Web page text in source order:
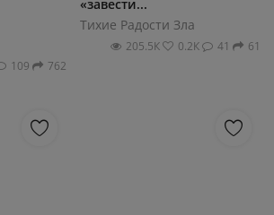
109 762
«завести...
Тихие Радости Зла
205.5К 0.2К 41 61